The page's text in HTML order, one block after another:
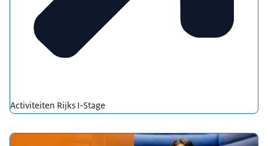
Activiteiten Rijks I-Stage